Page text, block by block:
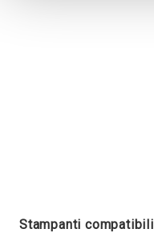
Stampanti compatibili